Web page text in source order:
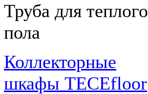
Труба для теплого
пола
Коллекторные
шкафы TECEfloor